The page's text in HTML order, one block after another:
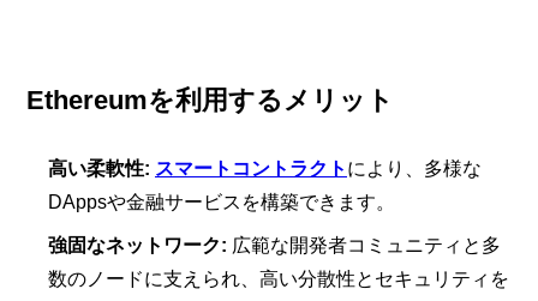
Ethereumを利用するメリット
高い柔軟性: スマートコントラクト により、多様な
DAppsや金融サービスを構築できます。
強固なネットワーク: 広範な開発者コミュニティと多
数のノードに支えられ、高い分散性とセキュリティを